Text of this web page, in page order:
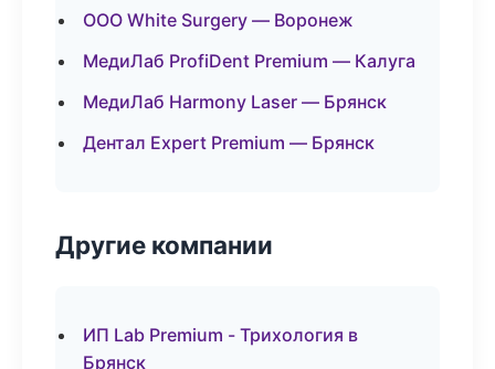
ООО White Surgery — Воронеж
МедиЛаб ProfiDent Premium — Калуга
МедиЛаб Harmony Laser — Брянск
Дентал Expert Premium — Брянск
Другие компании
ИП Lab Premium - Трихология в
Брянск